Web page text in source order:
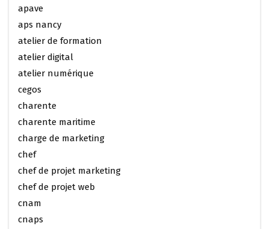
apave
aps nancy
atelier de formation
atelier digital
atelier numérique
cegos
charente
charente maritime
charge de marketing
chef
chef de projet marketing
chef de projet web
cnam
cnaps